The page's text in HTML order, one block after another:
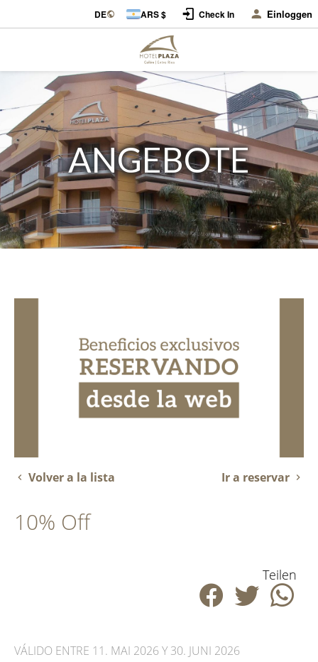
DE ARS $ Check In Einloggen
ANGEBOTE
Volver a la lista Ir a reservar
10% Off
Teilen
VÁLIDO ENTRE 11. MAI 2026 Y 30. JUNI 2026